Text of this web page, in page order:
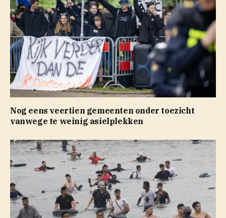
Nog eens veertien gemeenten onder toezicht
vanwege te weinig asielplekken